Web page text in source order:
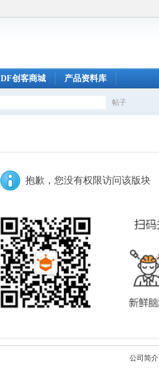
DF创客商城 产品资料库
帖子
抱歉，您没有权限访问该版块
公司简介